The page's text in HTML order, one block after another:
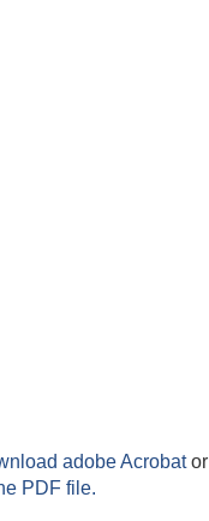
adobe Acrobator
PDF file.